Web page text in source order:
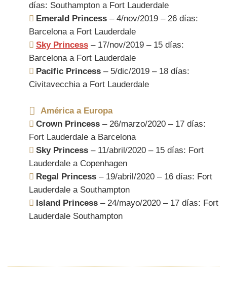
días: Southampton a Fort Lauderdale
Emerald Princess– 4/nov/2019 – 26 días:
Barcelona a Fort Lauderdale
Sky Princess– 17/nov/2019 – 15 días:
Barcelona a Fort Lauderdale
Pacific Princess– 5/dic/2019 – 18 días:
Civitavecchia a Fort Lauderdale
América a Europa
Crown Princess– 26/marzo/2020 – 17 días:
Fort Lauderdale a Barcelona
Sky Princess– 11/abril/2020 – 15 días: Fort
Lauderdale a Copenhagen
Regal Princess– 19/abril/2020 – 16 días: Fort
Lauderdale a Southampton
Island Princess– 24/mayo/2020 – 17 días: Fort
Lauderdale Southampton